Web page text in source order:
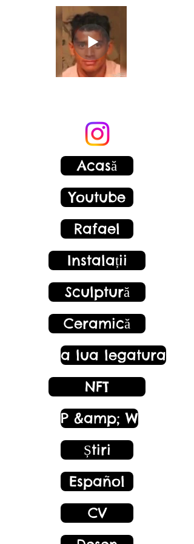
Acasă
Youtube
Rafael
Instalații
Sculptură
Ceramică
a lua legatura
NFT
P &amp; W
Știri
Español
CV